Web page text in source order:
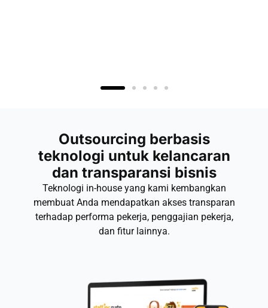
Outsourcing berbasis
teknologi untuk kelancaran
dan transparansi bisnis
Teknologi in-house yang kami kembangkan
membuat Anda mendapatkan akses transparan
terhadap performa pekerja, penggajian pekerja,
dan fitur lainnya.